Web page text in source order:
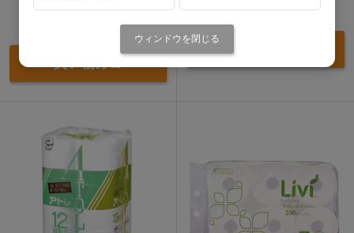
価格：ログイン後表示
価格：ログイン後表示
ウィンドウを閉じる